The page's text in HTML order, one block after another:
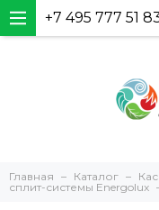
+7 495 777 51
Главная Каталог
сплит-системы Energolux